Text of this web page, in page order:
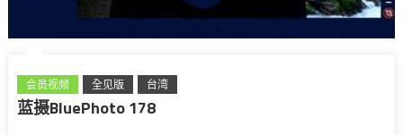
会员视频 全见版 台湾
蓝摄BluePhoto 178